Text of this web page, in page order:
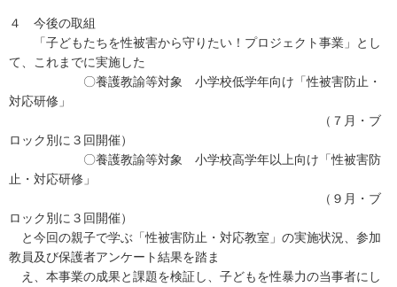
４ 今後の取組
「子どもたちを性被害から守りたい！プロジェクト事業」とし
て、これまでに実施した
〇養護教諭等対象 小学校低学年向け「性被害防止・
対応研修」
（７月・ブ
ロック別に３回開催）
〇養護教諭等対象 小学校高学年以上向け「性被害防
止・対応研修」
（９月・ブ
ロック別に３回開催）
と今回の親子で学ぶ「性被害防止・対応教室」の実施状況、参加
教員及び保護者アンケート結果を踏ま
え、本事業の成果と課題を検証し、子どもを性暴力の当事者にし